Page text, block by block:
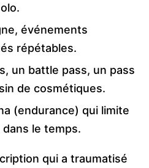
événements
répétables.
un battle pass, un pass
de cosmétiques.
(endurance) qui limite
le temps.
qui a traumatisé